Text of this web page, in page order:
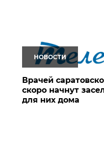
НОВОСТИ
Врачей
скоро начнут
для них дома